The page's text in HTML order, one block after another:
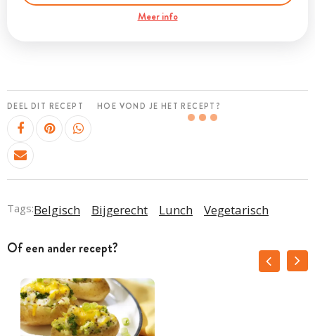
Meer info
DEEL DIT RECEPT HOE VOND JE HET RECEPT?
Tags:Belgisch Bijgerecht Lunch Vegetarisch
Of een ander recept?